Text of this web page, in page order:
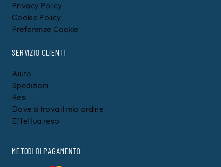
Privacy Policy
Cookie Policy
Preferenze Cookie
SERVIZIO CLIENTI
Aiuto
Spedizioni
Resi
Dove si trova il mio ordine
Effettua reso
METODI DI PAGAMENTO